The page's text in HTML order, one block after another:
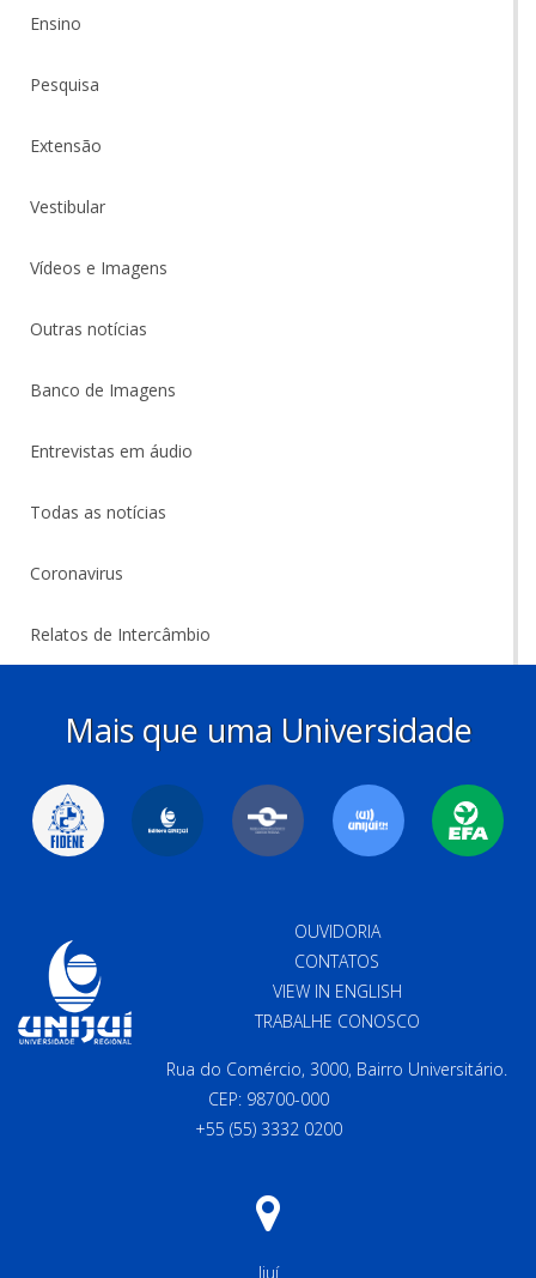
Ensino
Pesquisa
Extensão
Vestibular
Vídeos e Imagens
Outras notícias
Banco de Imagens
Entrevistas em áudio
Todas as notícias
Coronavirus
Relatos de Intercâmbio
Mais que uma Universidade
OUVIDORIA
CONTATOS
VIEW IN ENGLISH
TRABALHE CONOSCO
Rua do Comércio, 3000, Bairro Universitário.
CEP: 98700-000
+55 (55) 3332 0200
Ijuí